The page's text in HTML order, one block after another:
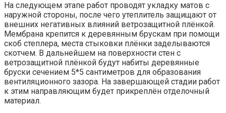
На следующем этапе работ проводят укладку матов с
наружной стороны, после чего утеплитель защищают от
внешних негативных влияний ветрозащитной плёнкой.
Мембрана крепится к деревянным брускам при помощи
скоб степлера, места стыковки плёнки заделываются
скотчем. В дальнейшем на поверхности стен с
ветрозащитной плёнкой будут набиты деревянные
бруски сечением 5*5 сантиметров для образования
вентиляционного зазора. На завершающей стадии работ
к этим направляющим будет прикреплён отделочный
материал.